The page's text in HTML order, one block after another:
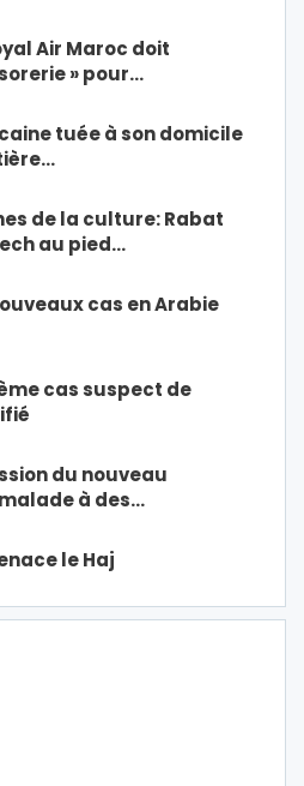
Air Maroc doit
» pour…
tuée à son domicile
de la culture: Rabat
au pied…
cas en Arabie
cas suspect de
du nouveau
à des…
le Haj